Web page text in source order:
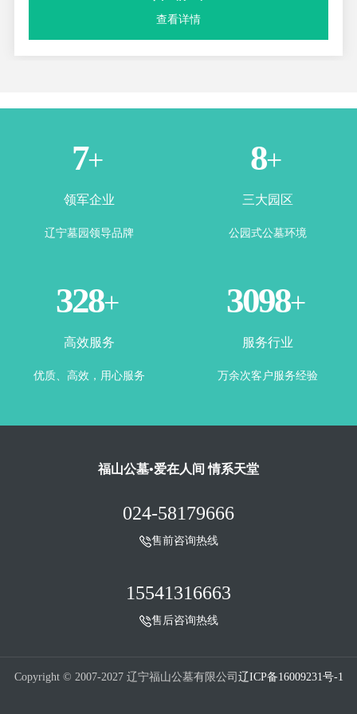
查看详情
3+
领军企业
辽宁墓园领导品牌
5+
三大园区
公园式公墓环境
355+
高效服务
优质、高效，用心服务
3385+
服务行业
万余次客户服务经验
福山公墓•爱在人间 情系天堂
024-58179666
售前咨询热线
15541316663
售后咨询热线
Copyright © 2007-2027 辽宁福山公墓有限公司 辽ICP备16009231号-1